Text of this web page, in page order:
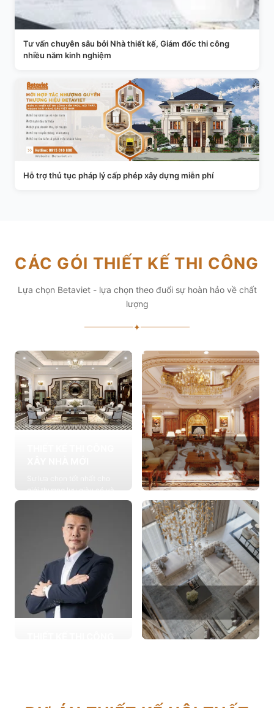
Tư vấn chuyên sâu bởi Nhà thiết kế, Giám đốc thi công
nhiều năm kinh nghiệm
Hỗ trợ thủ tục pháp lý cấp phép xây dựng miễn phí
CÁC GÓI THIẾT KẾ THI CÔNG
Lựa chọn Betaviet - lựa chọn theo đuổi sự hoàn hảo về chất
lượng
✦
giới thượng lưu giàu có và
đẳng cấp, cung cấp các
giải pháp thiết kế chuyên
Xem chi tiết
THIẾT KẾ THI CÔNG
NỘI THẤT
Cung cấp các giải pháp
theo phong cách sống với
thiết kế nội thất thông minh
mang tính thẩm mỹ cao
Xem chi tiết
lựa chọn từ các gia đình